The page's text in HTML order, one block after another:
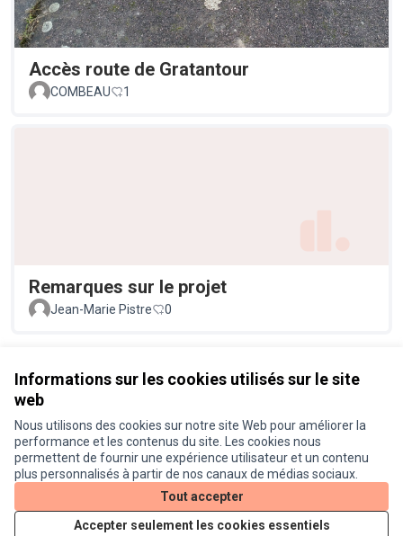
Informations sur les cookies utilisés sur le site
web
Nous utilisons des cookies sur notre site Web pour améliorer la
performance et les contenus du site. Les cookies nous
permettent de fournir une expérience utilisateur et un contenu
plus personnalisés à partir de nos canaux de médias sociaux.
Tout accepter
Accepter seulement les cookies essentiels
Accès route de Gratantour
COMBEAU 1
Remarques sur le projet
Jean-Marie Pistre 0
Conditions d'utilisation
Paramètres des cookies
Je participe ! sur X
(Lien externe)
Je participe ! sur Facebook
Je participe ! sur Instagram